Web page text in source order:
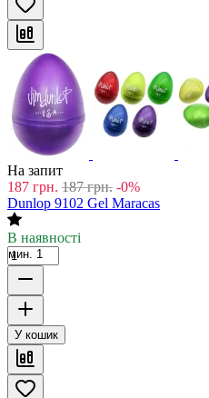
На запит
187 грн. 187 грн. -0%
Dunlop 9102 Gel Maracas
В наявності
мин. 1
У кошик